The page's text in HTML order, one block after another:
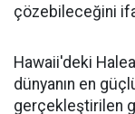
çözebileceğini
Hawaii'deki
dünyanın en
gerçekleştirilen